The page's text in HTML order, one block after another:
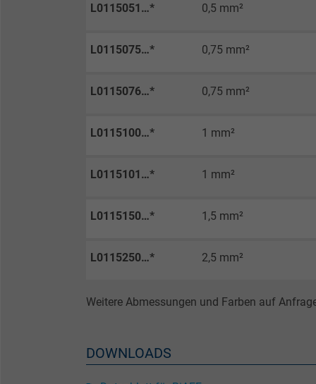
L0115051…* 0,5 mm²
L0115075…* 0,75 mm²
L0115076…* 0,75 mm²
L0115100…* 1 mm²
L0115101…* 1 mm²
L0115150…* 1,5 mm²
L0115250…* 2,5 mm²
Weitere Abmessungen und Farben auf
DOWNLOADS